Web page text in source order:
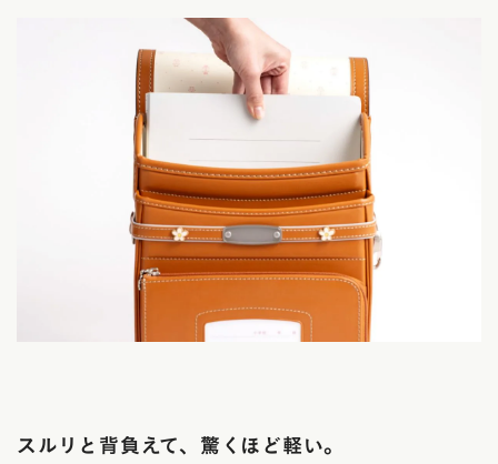
スルリと背負えて、驚くほど軽い。